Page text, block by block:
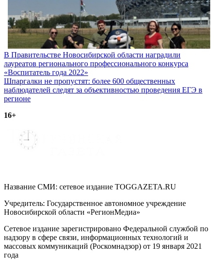
Навигация
по
записям
В Правительстве Новосибирской области наградили
лауреатов регионального профессионального конкурса
«Воспитатель года 2022»
Шпаргалки не пропустят: более 600 общественных
наблюдателей следят за объективностью проведения ЕГЭ в
регионе
16+
Название СМИ: cетевое издание TOGGAZETA.RU
Учредитель: Государственное автономное учреждение
Новосибирской области «РегионМедиа»
Сетевое издание зарегистрировано Федеральной службой по
надзору в сфере связи, информационных технологий и
массовых коммуникаций (Роскомнадзор) от 19 января 2021
года